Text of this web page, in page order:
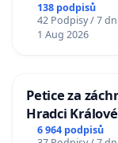
138 podpisů
42 Podpisy / 7
1 Aug 2026
Petice za
Hradci Králové
6 964 podpisů